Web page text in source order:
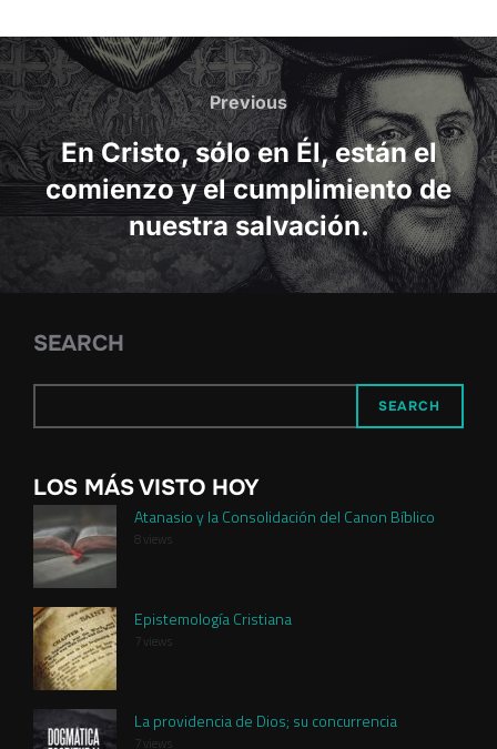
Post
navigation
Previous
Previous
En Cristo, sólo en Él, están el
comienzo y el cumplimiento de
nuestra salvación.
SEARCH
SEARCH
LOS MÁS VISTO HOY
Atanasio y la Consolidación del Canon Bíblico
8 views
Epistemología Cristiana
7 views
La providencia de Dios; su concurrencia
7 views